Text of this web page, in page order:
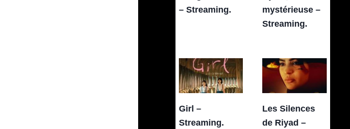
– Streaming.
mystérieuse –
Streaming.
Girl –
Streaming.
Les Silences
de Riyad –